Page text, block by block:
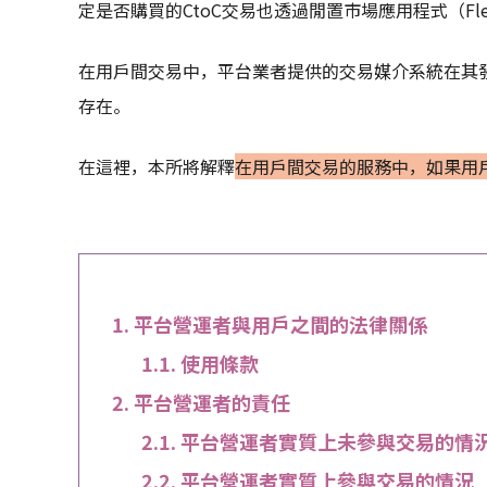
定是否購買的CtoC交易也透過閒置市場應用程式（
在用戶間交易中，平台業者提供的交易媒介系統在
存在。
在這裡，本所將解釋在用戶間交易的服務中，如果
平台營運者與用戶之間的法律關係
使用條款
平台營運者的責任
平台營運者實質上未參與交易的情
平台營運者實質上參與交易的情況